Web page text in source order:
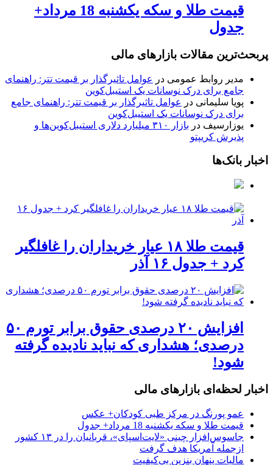
قیمت طلا و سکه یکشنبه 18 مرداد+
جدول
پربحث‌ترین مقالات بازارهای مالی
مدیر روابط عمومی در
عوامل تاثیرگذار بر قیمت تتر: راهنمای
جامع برای درک نوسانات یک استیبل‌کوین
پویا سلیمانی در
عوامل تاثیرگذار بر قیمت تتر: راهنمای جامع
برای درک نوسانات یک استیبل‌کوین
یوزارسیف در
بازار ۳۱۰ میلیارد دلاری استیبل‌کوین‌ها و
پذیرش کریپتو
اخبار بانک‌ها
قیمت طلا ۱۸ عیار خریداران را غافلگیر
کرد + جدول ۱۶ آذر
افزایش ۲۰ درصدی حقوق برابر تورم ۵۰
درصدی؛ هشداری که نباید نادیده گرفته
شود!
اخبار لحظه‌ای بازارهای مالی
عمو پورنگ در مرکز طبی کودکان+ عکس
قیمت طلا و سکه یکشنبه 18 مرداد+ جدول
جاسوس‌افزار چینی «لایت‌اسپای»، قربانیان را در ۱۳ کشور
ازجمله آمریکا هدف گرفت
مالیات پنهان بنزین بی‌کیفیت